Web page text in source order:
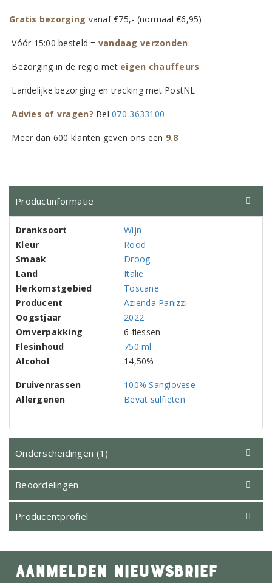
Gratis bezorging vanaf €75,- (normaal €6,95)
Vóór 15:00 besteld = vandaag verzonden
Bezorging in de regio met eigen chauffeurs
Landelijke bezorging en tracking met PostNL
Advies of vragen? Bel070 3633100
Meer dan 600 klanten geven ons een 9.8
Productinformatie
Dranksoort
Wijn
Kleur
Rood
Smaak
Droog
Land
Italië
Herkomstgebied
Toscane
Producent
Azienda Panizzi
Oogstjaar
2022
Omverpakking
6 flessen
Flesinhoud
750 ml
Alcohol
14,50%
Druivenrassen
100% Sangiovese
Allergenen
Bevat sulfieten
Onderscheidingen (1)
Beoordelingen
Producentprofiel
AANMELDEN NIEUWSBRIEF